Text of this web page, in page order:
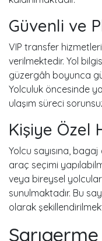
Güvenli ve
VIP transfer
verilmektedir. Yol
güzergâh boyunca
Yolculuk öncesinde
ulaşım süreci
Kişiye Özel
Yolcu sayısına,
araç seçimi
veya bireysel
sunulmaktadır. Bu
olarak